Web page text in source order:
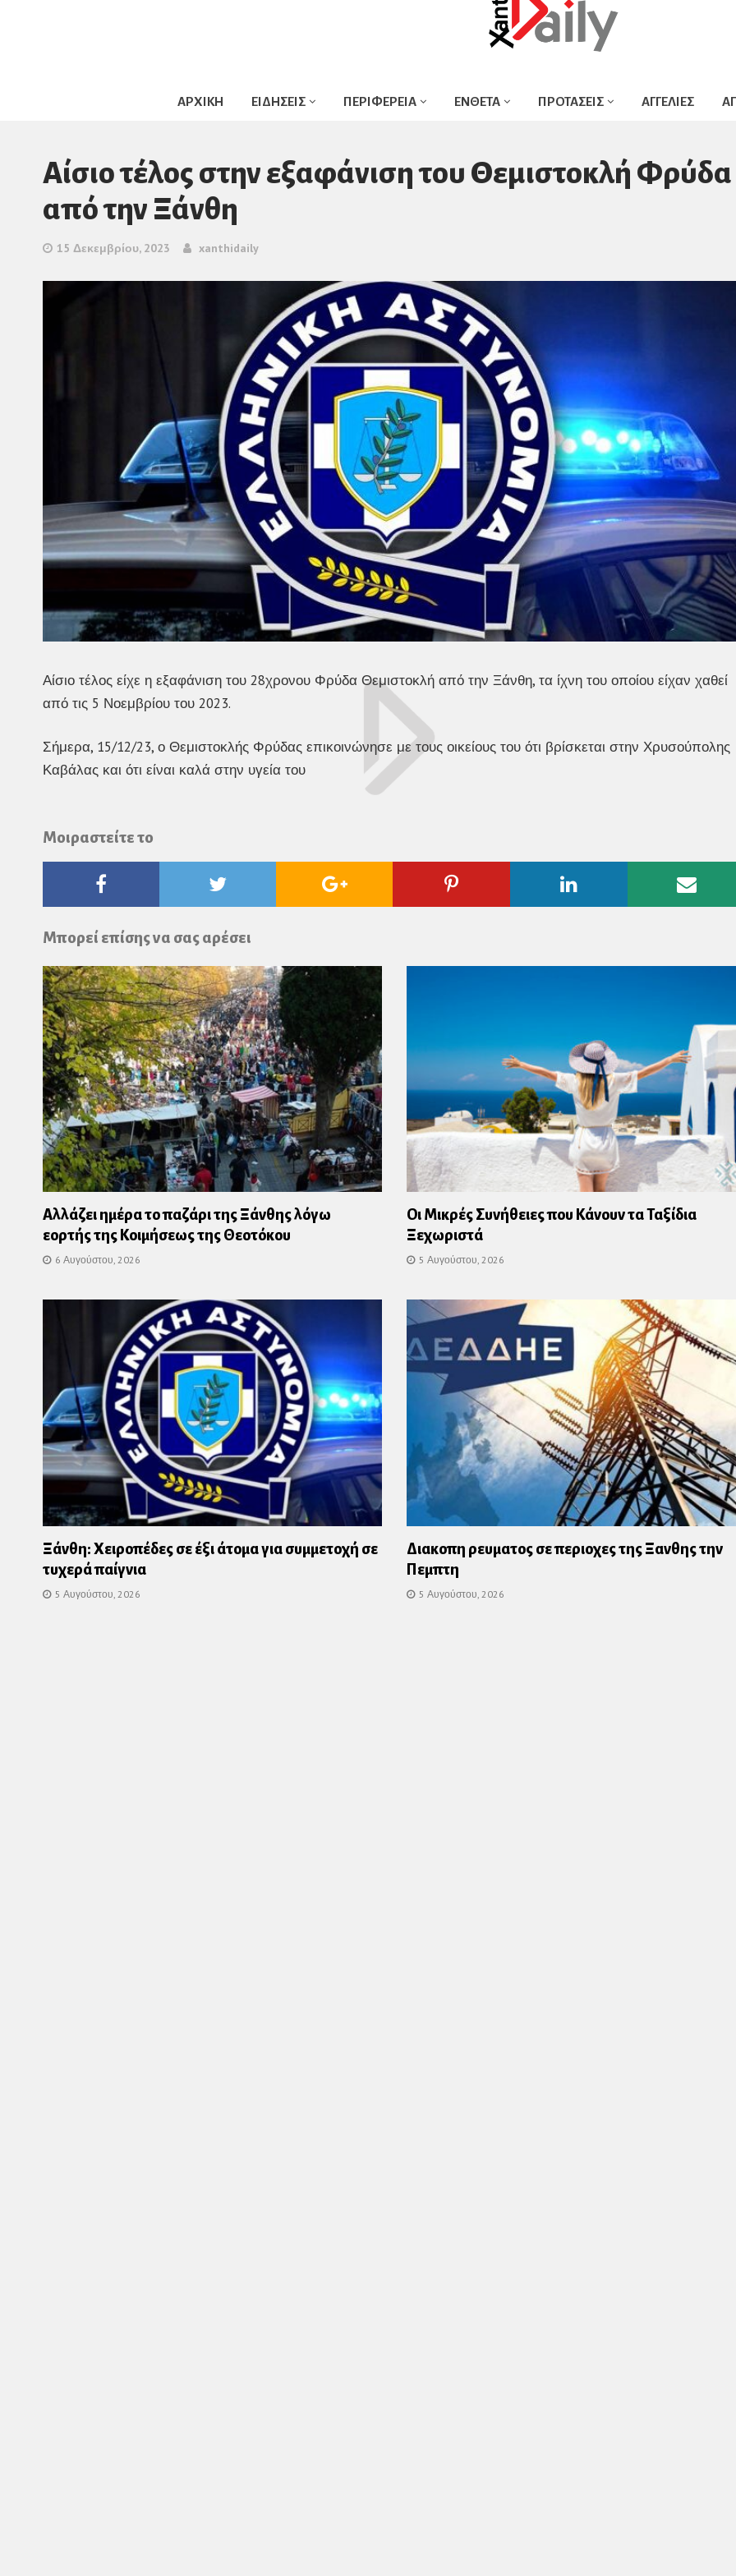
ΑΡΧΙΚΗ ΕΙΔΗΣΕΙΣ ΠΕΡΙΦΕΡΕΙΑ ΕΝΘΕΤΑ ΠΡΟΤΑΣΕΙΣ ΑΓΓΕΛΙΕΣ
Αίσιο τέλος στην εξαφάνιση του Θεμιστοκλή Φρύδα
από την Ξάνθη
15 Δεκεμβρίου, 2023 xanthidaily
Αίσιο τέλος είχε η εξαφάνιση του 28χρονου Φρύδα Θεμιστοκλή από την Ξάνθη, τα ίχνη του οποίου είχαν χαθεί
από τις 5 Νοεμβρίου του 2023.
Σήμερα, 15/12/23, ο Θεμιστοκλής Φρύδας επικοινώνησε με τους οικείους του ότι βρίσκεται στην Χρυσούπολης
Καβάλας και ότι είναι καλά στην υγεία του
Μοιραστείτε το
Twitter
Google
Pinterest Linkedin
Μπορεί επίσης να σας αρέσει
Αλλάζει ημέρα το παζάρι της Ξάνθης λόγω
εορτής της Κοιμήσεως της Θεοτόκου
6 Αυγούστου, 2026
Οι Μικρές Συνήθειες που Κάνουν τα Ταξίδια
Ξεχωριστά
5 Αυγούστου, 2026
Ξάνθη: Χειροπέδες σε έξι άτομα για συμμετοχή σε
τυχερά παίγνια
5 Αυγούστου, 2026
Διακοπη ρευματος σε περιοχες της Ξανθης την
Πεμπτη
5 Αυγούστου, 2026